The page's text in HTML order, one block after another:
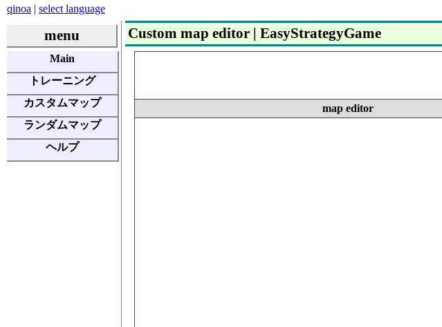
qinoa | select language
menu
Main
トレーニング
カスタムマップ
ランダムマップ
ヘルプ
Custom map editor | EasyStrategyGame
map editor